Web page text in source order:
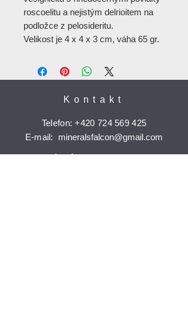
roscoelitu a nejistým delrioitem na
podložce z pelosideritu.
Velikost je 4 x 4 x 3 cm, váha 65 gr.
Kontakt
Telefon:+420 724 569 425
E-mail: mineralsfalcon@gmail.com
Informace